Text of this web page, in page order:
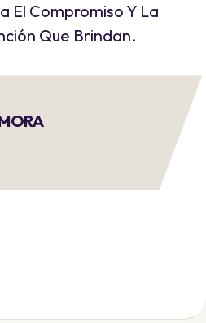
Y Ningún Otro
El Tiempo De
SERRANO